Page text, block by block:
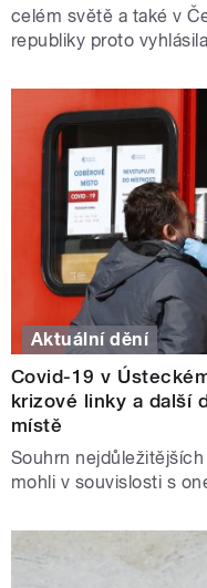
celém světě a také v
republiky proto
Aktuální dění
Covid-19 v
krizové linky a další
místě
Souhrn
mohli v souvislosti s